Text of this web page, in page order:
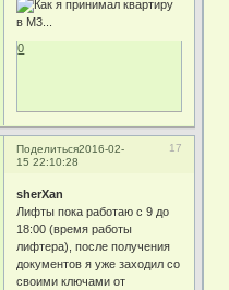
0
Поделиться 17
2016-02-
15 22:10:28
sherXan
Лифты пока работаю с 9 до
18:00 (время работы
лифтера), после получения
документов я уже заходил со
своими ключами от